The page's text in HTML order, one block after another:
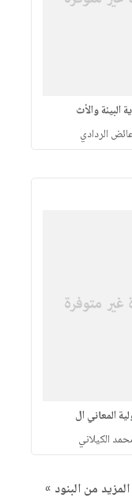
البيئة والأث
الردادي
المعاني ال
الكيلاني
المزيد من البنود »